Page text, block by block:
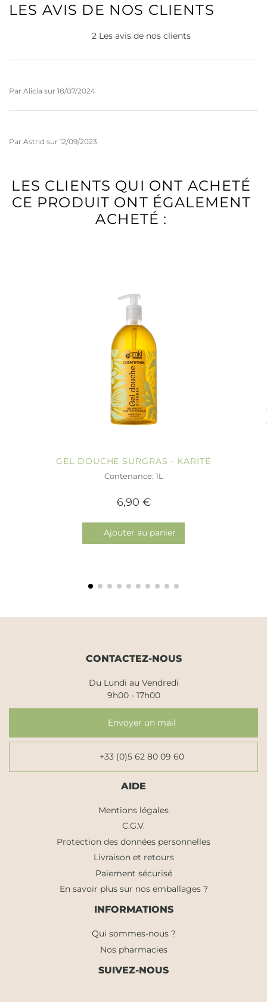
LES AVIS DE NOS CLIENTS
2 Les avis de nos clients
Par Alicia sur 18/07/2024
Par Astrid sur 12/09/2023
LES CLIENTS QUI ONT ACHETÉ
CE PRODUIT ONT ÉGALEMENT
ACHETÉ :
GEL DOUCHE SURGRAS - KARITÉ
Contenance: 1L
6,90 €
Ajouter au panier
CONTACTEZ-NOUS
Du Lundi au Vendredi
9h00 - 17h00
Envoyer un mail
+33 (0)5 62 80 09 60
AIDE
Mentions légales
C.G.V.
Protection des données personnelles
Livraison et retours
Paiement sécurisé
En savoir plus sur nos emballages ?
INFORMATIONS
Qui sommes-nous ?
Nos pharmacies
SUIVEZ-NOUS